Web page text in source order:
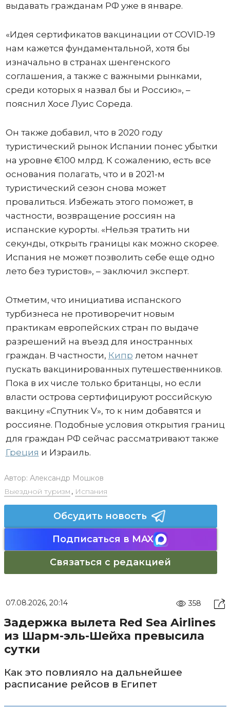
выдавать гражданам РФ уже в январе.
«Идея сертификатов вакцинации от COVID-19
нам кажется фундаментальной, хотя бы
изначально в странах шенгенского
соглашения, а также с важными рынками,
среди которых я назвал бы и Россию», –
пояснил Хосе Луис Сореда.
Он также добавил, что в 2020 году
туристический рынок Испании понес убытки
на уровне €100 млрд. К сожалению, есть все
основания полагать, что и в 2021-м
туристический сезон снова может
провалиться. Избежать этого поможет, в
частности, возвращение россиян на
испанские курорты. «Нельзя тратить ни
секунды, открыть границы как можно скорее.
Испания не может позволить себе еще одно
лето без туристов», – заключил эксперт.
Отметим, что инициатива испанского
турбизнеса не противоречит новым
практикам европейских стран по выдаче
разрешений на въезд для иностранных
граждан. В частности, Кипр летом начнет
пускать вакцинированных путешественников.
Пока в их числе только британцы, но если
власти острова сертифицируют российскую
вакцину «Спутник V», то к ним добавятся и
россияне. Подобные условия открытия границ
для граждан РФ сейчас рассматривают также
Греция и Израиль.
Автор: Александр Мошков
Выездной туризм , Испания
Обсудить новость
Подписаться в MAX
Связаться с редакцией
07.08.2026, 20:14 358
Задержка вылета Red Sea Airlines
из Шарм-эль-Шейха превысила
сутки
Как это повлияло на дальнейшее
расписание рейсов в Египет